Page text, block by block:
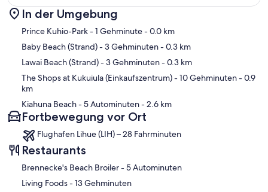
Karte
In der Umgebung
Prince Kuhio-Park- 1 Gehminute- 0.0 km
Baby Beach (Strand)- 3 Gehminuten- 0.3 km
Lawai Beach (Strand)- 3 Gehminuten- 0.3 km
The Shops at Kukuiula (Einkaufszentrum)- 10 Gehminuten- 0.9
km
Kiahuna Beach- 5 Autominuten- 2.6 km
Fortbewegung vor Ort
Flughafen Lihue (LIH) – 28 Fahrminuten
Restaurants
‪Brennecke's Beach Broiler - ‬5 Autominuten
‪Living Foods - ‬13 Gehminuten